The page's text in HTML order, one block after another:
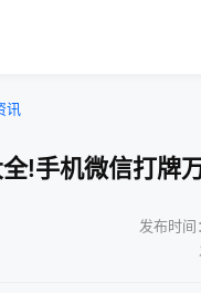
讯
!手机微信打牌
发布时